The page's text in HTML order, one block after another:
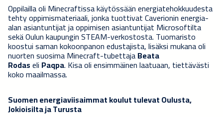
Oppilailla oli Minecraftissa käytössään energiatehokkuudesta
tehty oppimismateriaali, jonka tuottivat Caverionin energia-
alan asiantuntijat ja oppimisen asiantuntijat Microsoftilta
sekä Oulun kaupungin STEAM-verkostosta. Tuomaristo
koostui saman kokoonpanon edustajista, lisäksi mukana oli
nuorten suosima Minecraft-tubettajaBeata
Rodaseli Paqpa. Kisa oli ensimmäinen laatuaan, tiettävästi
koko maailmassa.
Suomen energiaviisaimmat koulut tulevat Oulusta,
Jokioisilta ja Turusta